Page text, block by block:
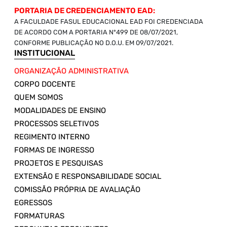
PORTARIA DE CREDENCIAMENTO EAD:
A FACULDADE FASUL EDUCACIONAL EAD FOI CREDENCIADA
DE ACORDO COM A PORTARIA Nº499 DE 08/07/2021,
CONFORME PUBLICAÇÃO NO D.O.U. EM 09/07/2021.
INSTITUCIONAL
ORGANIZAÇÃO ADMINISTRATIVA
CORPO DOCENTE
QUEM SOMOS
MODALIDADES DE ENSINO
PROCESSOS SELETIVOS
REGIMENTO INTERNO
FORMAS DE INGRESSO
PROJETOS E PESQUISAS
EXTENSÃO E RESPONSABILIDADE SOCIAL
COMISSÃO PRÓPRIA DE AVALIAÇÃO
EGRESSOS
FORMATURAS